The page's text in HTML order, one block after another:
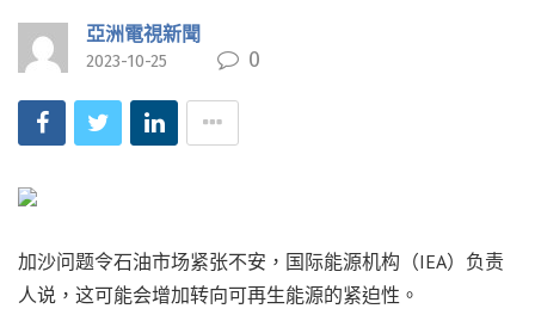
亞洲電視新聞
2023-10-25 0
加沙问题令石油市场紧张不安，国际能源机构（IEA）负责
人说，这可能会增加转向可再生能源的紧迫性。